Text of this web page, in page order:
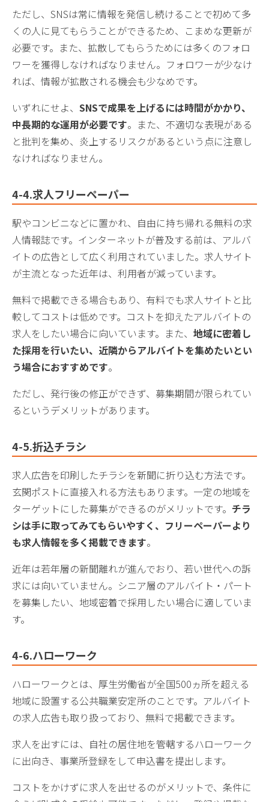
ただし、SNSは常に情報を発信し続けることで初めて多
くの人に見てもらうことができるため、こまめな更新が
必要です。また、拡散してもらうためには多くのフォロ
ワーを獲得しなければなりません。フォロワーが少なけ
れば、情報が拡散される機会も少なめです。
いずれにせよ、 SNSで成果を上げるには時間がかかり、
中長期的な運用が必要です。また、不適切な表現がある
と批判を集め、炎上するリスクがあるという点に注意し
なければなりません。
4-4.求人フリーペーパー
駅やコンビニなどに置かれ、自由に持ち帰れる無料の求
人情報誌です。インターネットが普及する前は、アルバ
イトの広告として広く利用されていました。求人サイト
が主流となった近年は、利用者が減っています。
無料で掲載できる場合もあり、有料でも求人サイトと比
較してコストは低めです。コストを抑えたアルバイトの
求人をしたい場合に向いています。また、 地域に密着し
た採用を行いたい、近隣からアルバイトを集めたいとい
う場合におすすめです。
ただし、発行後の修正ができず、募集期間が限られてい
るというデメリットがあります。
4-5.折込チラシ
求人広告を印刷したチラシを新聞に折り込む方法です。
玄関ポストに直接入れる方法もあります。一定の地域を
ターゲットにした募集ができるのがメリットです。 チラ
シは手に取ってみてもらいやすく、フリーペーパーより
も求人情報を多く掲載できます。
近年は若年層の新聞離れが進んでおり、若い世代への訴
求には向いていません。シニア層のアルバイト・パート
を募集したい、地域密着で採用したい場合に適していま
す。
4-6.ハローワーク
ハローワークとは、厚生労働省が全国500ヵ所を超える
地域に設置する公共職業安定所のことです。アルバイト
の求人広告も取り扱っており、無料で掲載できます。
求人を出すには、自社の居住地を管轄するハローワーク
に出向き、事業所登録をして申込書を提出します。
コストをかけずに求人を出せるのがメリットで、条件に